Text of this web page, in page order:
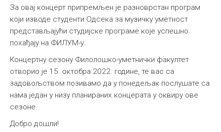
За овај концерт припремљен је разноврстан програм
који изводе студенти Одсека за музичку уметност
представљајући студијске програме које успешно
похађају на ФИЛУМ-у.
Концертну сезону Филолошко-уметнички факултет
отворио је 15. октобра 2022. године, те вас са
задовољством позивамо да у понедељак послушате са
нама један у низу планираних концерата у оквиру ове
сезоне.
Добро дошли!